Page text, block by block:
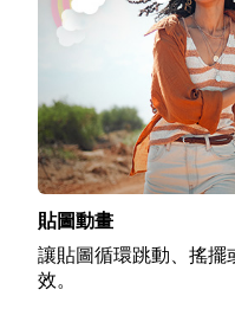
貼圖動畫
讓貼圖循環跳動、搖擺
效。